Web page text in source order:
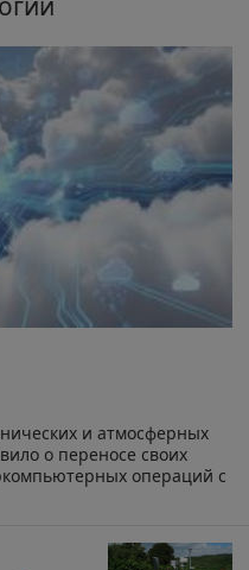
и атмосферных
о переносе своих
операций с